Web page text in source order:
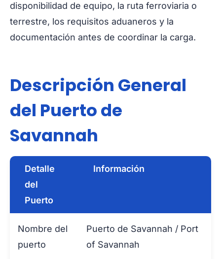
disponibilidad de equipo, la ruta ferroviaria o
terrestre, los requisitos aduaneros y la
documentación antes de coordinar la carga.
Descripción General
del Puerto de
Savannah
Detalle
del
Puerto
Información
Nombre del
puerto
Puerto de Savannah / Port
of Savannah